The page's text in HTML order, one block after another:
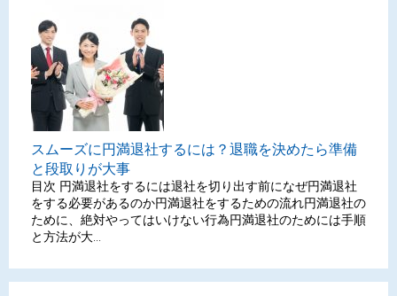
スムーズに円満退社するには？退職を決めたら準備
と段取りが大事
目次 円満退社をするには退社を切り出す前になぜ円満退社
をする必要があるのか円満退社をするための流れ円満退社の
ために、絶対やってはいけない行為円満退社のためには手順
と方法が大...